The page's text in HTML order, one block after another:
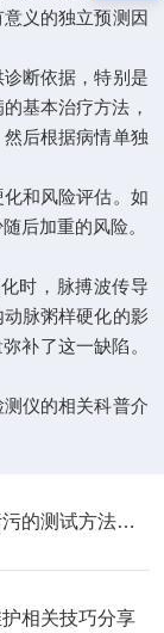
义的独立预测因
依据，特别是
的基本治疗方法，
然后根据病情单独
风险评估。如
后加重的风险。
，脉搏波传导
内动脉粥样硬化的影
了这一缺陷。
仪的相关科普介
一文看懂丝瓜视频污污污污污污的测试方法和应用范围
相关技巧分享